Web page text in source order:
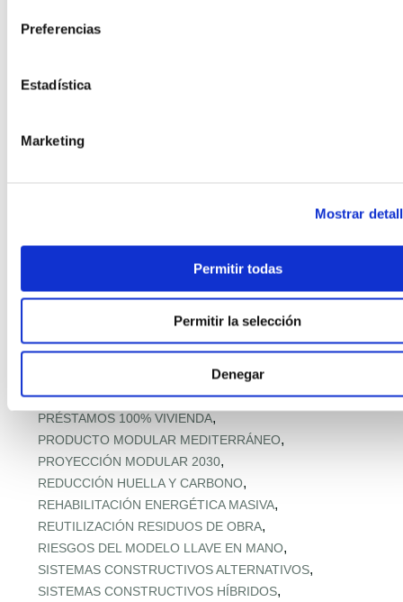
Preferencias
Estadística
Marketing
Mostrar
Permitir todas
Permitir la selección
Denegar
PASSIVHAUS PREMIUM
PISOS MODULARES DE GRAN ALTURA
PREFABRICACIÓN POST‑DESASTRE
PREFABRICADAS CON FOTOVOLTAICA,
PREFABRICADAS FAMILIARES 2 PLANTAS
PREFABRICADAS LIFESTYLE,
,
PREFABRICADAS PREMIUM MEDITERRÁNEAS,
PREFABRICADO HORMIGÓN RESIDENCIAL
PREFABRICADOS MADERA MEDITERRÁNEA,
PRÉSTAMOS 100% VIVIENDA,
PRODUCTO MODULAR MEDITERRÁNEO,
PROYECCIÓN MODULAR 2030,
REDUCCIÓN HUELLA Y CARBONO,
REHABILITACIÓN ENERGÉTICA MASIVA,
REUTILIZACIÓN RESIDUOS DE OBRA,
RIESGOS DEL MODELO LLAVE EN MANO,
SISTEMAS CONSTRUCTIVOS ALTERNATIVOS,
SISTEMAS CONSTRUCTIVOS HÍBRIDOS,